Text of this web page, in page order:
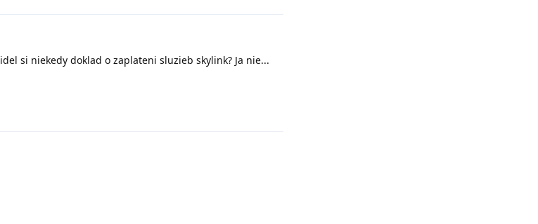
si niekedy doklad o zaplateni sluzieb skylink? Ja nie...